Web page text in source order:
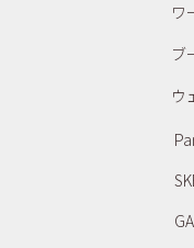
ワ
ブ
ウ